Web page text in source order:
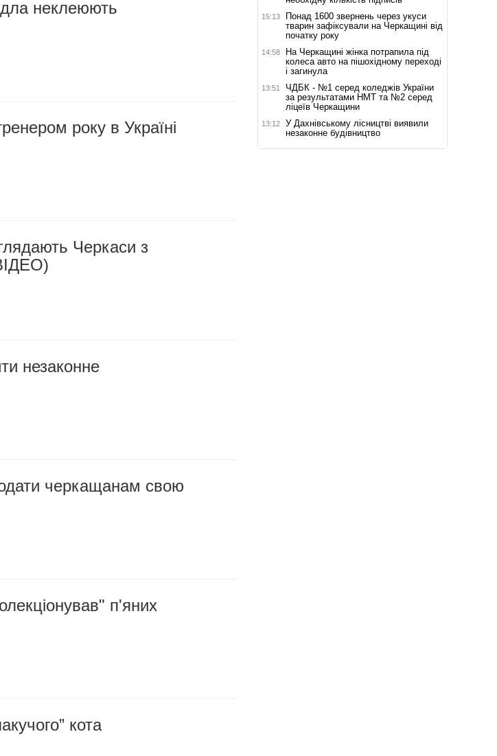
неклеюють
року в Україні
Черкаси з
незаконне
черкащанам свою
п'яних
кота
15:13
Понад 1600 звернень через укуси
тварин зафіксували на Черкащині від
початку року
14:58
На Черкащині жінка потрапила під
колеса авто на пішохідному переході
і загинула
13:51
ЧДБК - №1 серед коледжів України
за результатами НМТ та №2 серед
ліцеїв Черкащини
13:12
У Дахнівському лісництві виявили
незаконне будівництво